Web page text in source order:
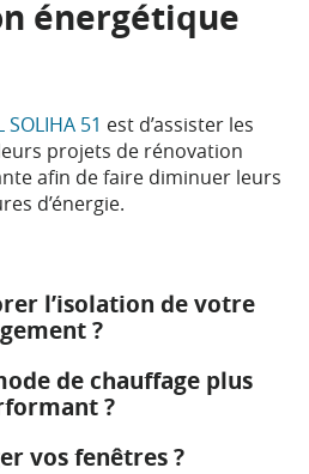
énergétique
SOLIHA 51 est d’assister les
projets de rénovation
afin de faire diminuer leurs
d’énergie.
l’isolation de votre
?
de chauffage plus
?
vos fenêtres ?